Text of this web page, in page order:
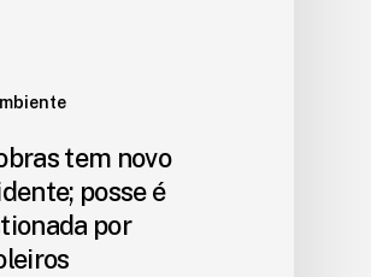
tem novo
posse é
por